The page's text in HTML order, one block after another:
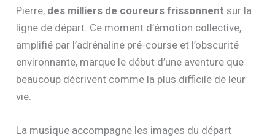
Pierre, des milliers de coureurs frissonnent sur la
ligne de départ. Ce moment d’émotion collective,
amplifié par l’adrénaline pré-course et l’obscurité
environnante, marque le début d’une aventure que
beaucoup décrivent comme la plus difficile de leur
vie.
La musique accompagne les images du départ